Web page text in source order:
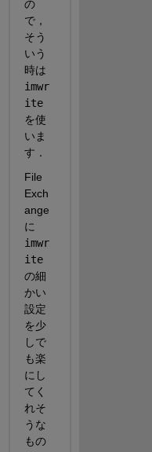
の
で，
そう
いう
imwr
ite
を使
いま
す．
File
Exch
ange
imwr
ite
の細
かい
設定
を少
しで
も楽
にし
てく
れそ
うな
もの